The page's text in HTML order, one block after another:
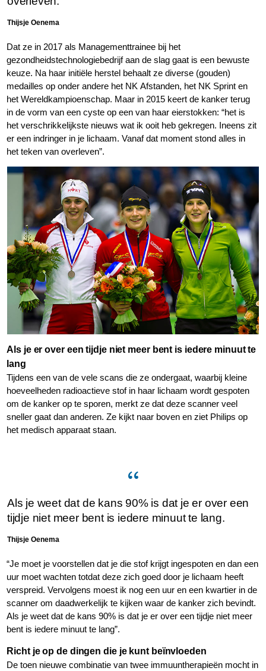
Thijsje Oenema
Dat ze in 2017 als Managementtrainee bij het
gezondheidstechnologiebedrijf aan de slag gaat is een bewuste
keuze. Na haar initiële herstel behaalt ze diverse (gouden)
medailles op onder andere het NK Afstanden, het NK Sprint en
het Wereldkampioenschap. Maar in 2015 keert de kanker terug
in de vorm van een cyste op een van haar eierstokken: “het is
het verschrikkelijkste nieuws wat ik ooit heb gekregen. Ineens zit
er een indringer in je lichaam. Vanaf dat moment stond alles in
het teken van overleven”.
Als je er over een tijdje niet meer bent is iedere minuut te
lang
Tijdens een van de vele scans die ze ondergaat, waarbij kleine
hoeveelheden radioactieve stof in haar lichaam wordt gespoten
om de kanker op te sporen, merkt ze dat deze scanner veel
sneller gaat dan anderen. Ze kijkt naar boven en ziet Philips op
het medisch apparaat staan.
Als je weet dat de kans 90% is dat je er over een
tijdje niet meer bent is iedere minuut te lang.
Thijsje Oenema
“Je moet je voorstellen dat je die stof krijgt ingespoten en dan een
uur moet wachten totdat deze zich goed door je lichaam heeft
verspreid. Vervolgens moest ik nog een uur en een kwartier in de
scanner om daadwerkelijk te kijken waar de kanker zich bevindt.
Als je weet dat de kans 90% is dat je er over een tijdje niet meer
bent is iedere minuut te lang”.
Richt je op de dingen die je kunt beïnvloeden
De toen nieuwe combinatie van twee immuuntherapieën mocht in